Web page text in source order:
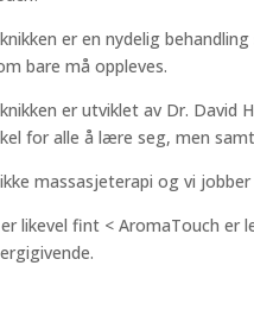
er en nydelig
bare må oppleves.
er utviklet av Dr. David
for alle å lære seg, men
massasjeterapi og vi
likevel fint < AromaTouch er